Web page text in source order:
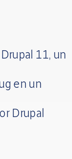
11, un
en un
Drupal